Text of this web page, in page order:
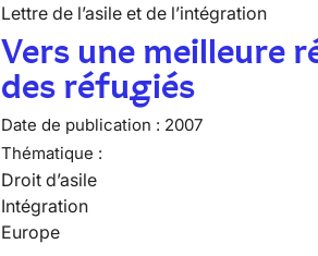
Lettre de l’asile et de l’intégration
Vers une meilleure
des réfugiés
Date de publication : 2007
Thématique :
Droit d’asile
Intégration
Europe